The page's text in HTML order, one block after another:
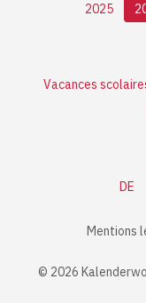
2025
Vacances
DE
Mentions
© 2026